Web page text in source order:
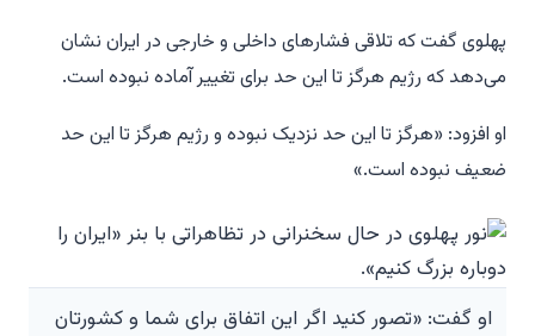
پهلوی گفت که تلاقی فشارهای داخلی و خارجی در ایران نشان
می‌دهد که رژیم هرگز تا این حد برای تغییر آماده نبوده است.
او افزود: «هرگز تا این حد نزدیک نبوده و رژیم هرگز تا این حد
ضعیف نبوده است.»
او گفت: «تصور کنید اگر این اتفاق برای شما و کشورتان